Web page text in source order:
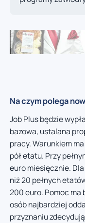
Na czym polega
Job Plus będzie
bazowa, ustalana
pracy. Warunkiem
pół etatu. Przy
euro miesięcznie.
niż 20 pełnych
200 euro. Pomoc ma
osób najbardziej
przyznaniu